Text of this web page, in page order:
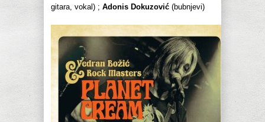
gitara, vokal) ; Adonis Dokuzović (bubnjevi)